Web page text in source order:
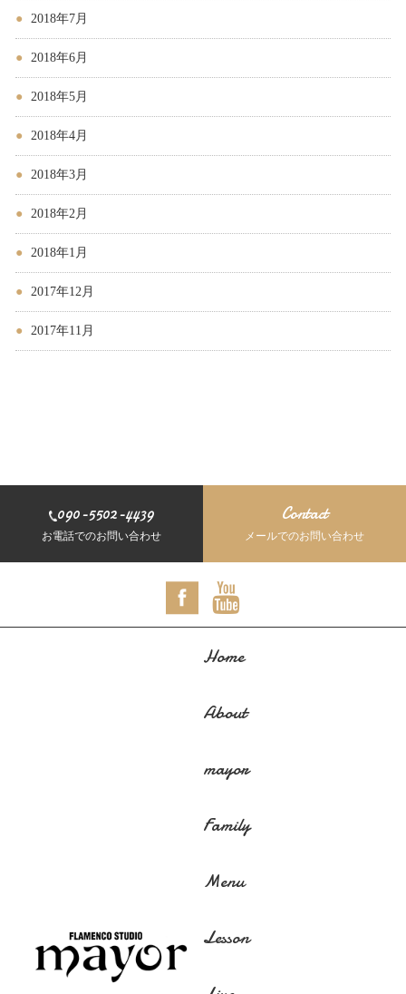
2018年7月
2018年6月
2018年5月
2018年4月
2018年3月
2018年2月
2018年1月
2017年12月
2017年11月
090-5502-4439
お電話でのお問い合わせ
Contact
メールでのお問い合わせ
Home
About
mayor
Family
Menu
Lesson